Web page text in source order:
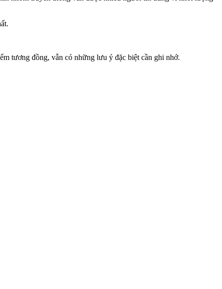
tương đồng, vẫn có những lưu ý đặc biệt cần ghi nhớ.